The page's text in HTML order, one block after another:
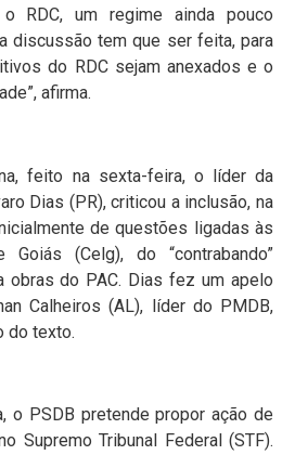
RDC, um regime ainda pouco
discussão tem que ser feita, para
do RDC sejam anexados e o
afirma.
feito na sexta-feira, o líder da
Dias (PR), criticou a inclusão, na
de questões ligadas às
Goiás (Celg), do “contrabando”
obras do PAC. Dias fez um apelo
Calheiros (AL), líder do PMDB,
do texto.
o PSDB pretende propor ação de
Supremo Tribunal Federal (STF).